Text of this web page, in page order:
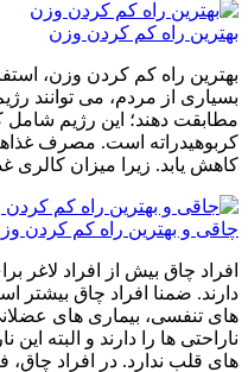
بهترین راه کم کردن وزن
بهترین راه کم کردن وزن،
بسیاری از مردم، می توانند
مطابقت دهند؛ این رژیم
کربوهیدراته است. مصرف
کاهش یابد. زیرا میزان کالری
چاقی و بهترین راه کم کردن
افراد چاق بیش از افراد لاغر
دارند. ضمنا افراد چاق بیشتر
های تنفسی، بیماری های
ناراحتی ها را دارند و البته
های قلب ندارد. در افراد چاق،